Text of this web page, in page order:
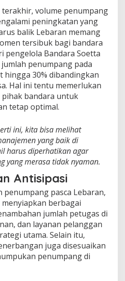
volume penumpang
peningkatan yang
balik Lebaran memang
tersibuk bagi bandara
pengelola Bandara Soetta
penumpang pada
hingga 30% dibandingkan
Hal ini tentu memerlukan
bandara untuk
tetap optimal.
ini, kita bisa melihat
yang baik di
harus diperhatikan agar
yang merasa tidak nyaman.
Antisipasi
pasca Lebaran,
berbagai
jumlah petugas di
dan layanan pelanggan
utama. Selain itu,
juga disesuaikan
penumpang di